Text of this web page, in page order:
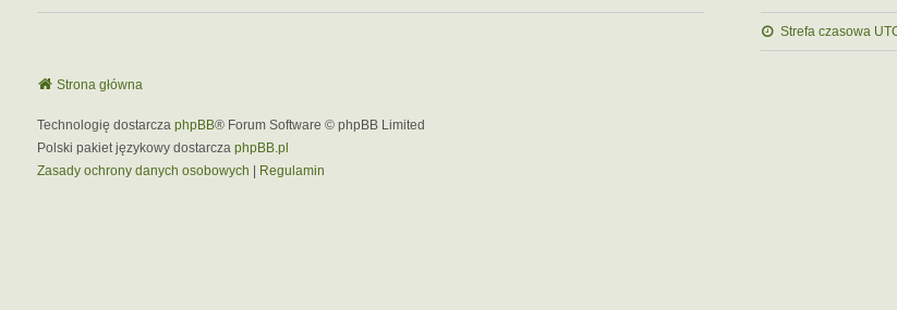
Strefa czasowa
Strona główna
Technologię dostarcza phpBB® Forum Software © phpBB Limited
Polski pakiet językowy dostarcza phpBB.pl
Zasady ochrony danych osobowych
Regulamin